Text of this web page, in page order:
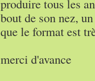
produire tous les
bout de son nez,
que le format est
merci d'avance